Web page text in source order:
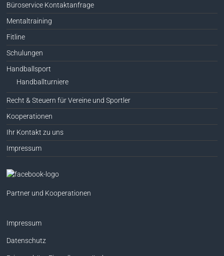
Büroservice Kontaktanfrage
Mentaltraining
Fitline
Schulungen
Handballsport
Handballturniere
Recht & Steuern für Vereine und Sportler
Kooperationen
Ihr Kontakt zu uns
Impressum
Partner und Kooperationen
Impressum
Datenschutz